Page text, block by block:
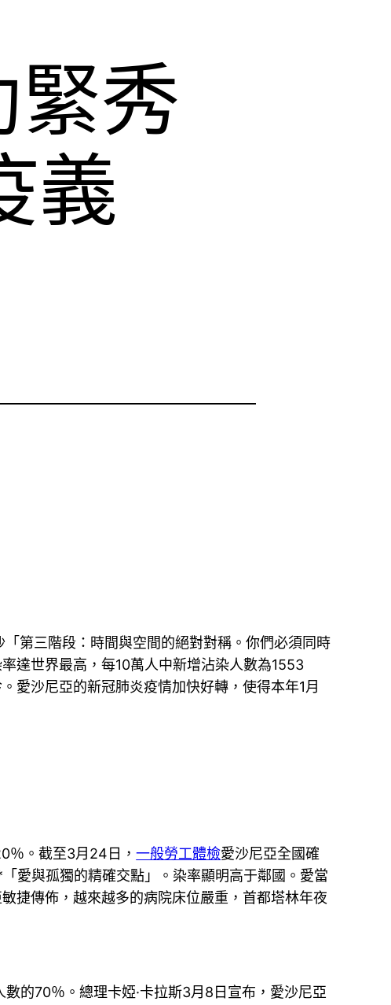
秀
義
第三階段：時間與空間的絕對對稱。你們必須同時
達世界最高，每10萬人中新增沾染人數為1553
愛沙尼亞的新冠肺炎疫情加快好轉，使得本年1月
％。截至3月24日，一般勞工體檢愛沙尼亞全國確
愛與孤獨的精確交點」。染率顯明高于鄰國。愛當
捷傳佈，越來越多的病院床位嚴重，首都塔林年夜
的70％。總理卡婭·卡拉斯3月8日宣布，愛沙尼亞